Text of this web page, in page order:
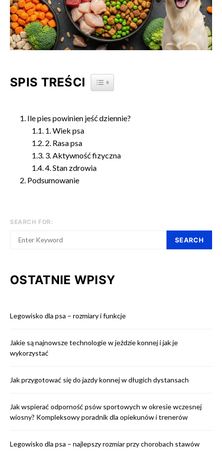
SPIS TREŚCI TOGGLE TABLE OF CONTENT
Ile pies powinien jeść dziennie?
1. Wiek psa
2. Rasa psa
3. Aktywność fizyczna
4. Stan zdrowia
Podsumowanie
SEARCH FOR:
SEARCH
OSTATNIE WPISY
Legowisko dla psa – rozmiary i funkcje
Jakie są najnowsze technologie w jeździe konnej i jak je
wykorzystać
Jak przygotować się do jazdy konnej w długich dystansach
Jak wspierać odporność psów sportowych w okresie wczesnej
wiosny? Kompleksowy poradnik dla opiekunów i trenerów
Legowisko dla psa – najlepszy rozmiar przy chorobach stawów